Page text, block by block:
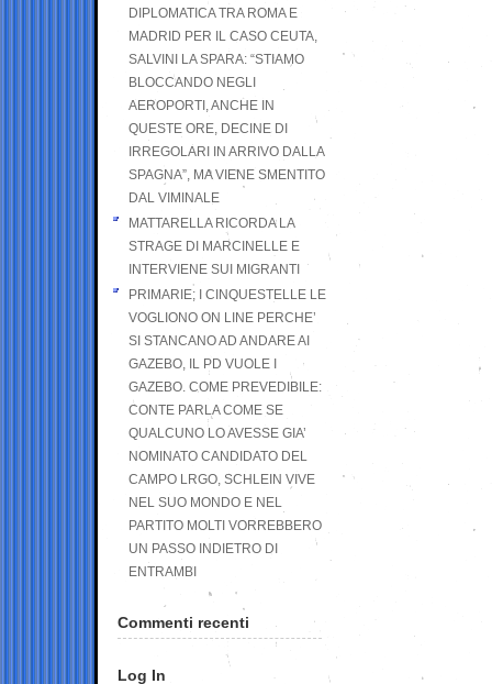
DIPLOMATICA TRA ROMA E
MADRID PER IL CASO CEUTA,
SALVINI LA SPARA: “STIAMO
BLOCCANDO NEGLI
AEROPORTI, ANCHE IN
QUESTE ORE, DECINE DI
IRREGOLARI IN ARRIVO DALLA
SPAGNA”, MA VIENE SMENTITO
DAL VIMINALE
MATTARELLA RICORDA LA
STRAGE DI MARCINELLE E
INTERVIENE SUI MIGRANTI
PRIMARIE; I CINQUESTELLE LE
VOGLIONO ON LINE PERCHE’
SI STANCANO AD ANDARE AI
GAZEBO, IL PD VUOLE I
GAZEBO. COME PREVEDIBILE:
CONTE PARLA COME SE
QUALCUNO LO AVESSE GIA’
NOMINATO CANDIDATO DEL
CAMPO LRGO, SCHLEIN VIVE
NEL SUO MONDO E NEL
PARTITO MOLTI VORREBBERO
UN PASSO INDIETRO DI
ENTRAMBI
Commenti recenti
Log In